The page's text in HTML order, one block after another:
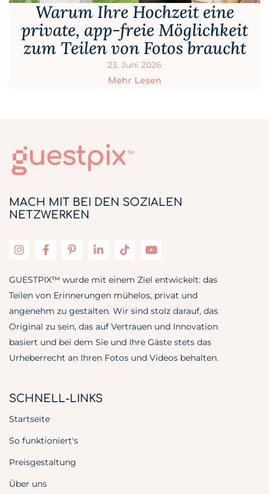
Warum Ihre Hochzeit eine
private, app-freie Möglichkeit
zum Teilen von Fotos braucht
23. Juni 2026
Mehr Lesen
MACH MIT BEI DEN SOZIALEN
NETZWERKEN
GUESTPIX™ wurde mit einem Ziel entwickelt: das
Teilen von Erinnerungen mühelos, privat und
angenehm zu gestalten. Wir sind stolz darauf, das
Original zu sein, das auf Vertrauen und Innovation
basiert und bei dem Sie und Ihre Gäste stets das
Urheberrecht an Ihren Fotos und Videos behalten.
SCHNELL-LINKS
Startseite
So funktioniert's
Preisgestaltung
Über uns